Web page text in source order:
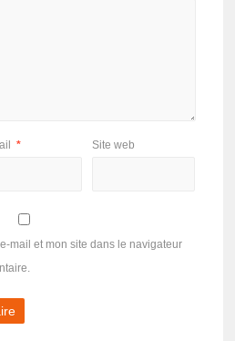
* Site web
mail et mon site dans le navigateur